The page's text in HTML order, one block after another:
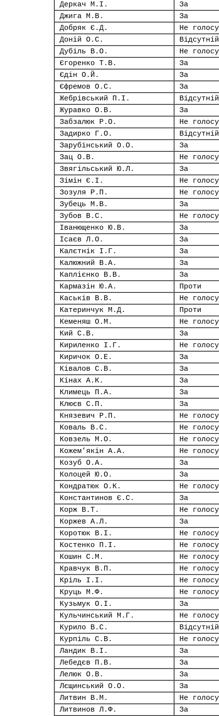
Деркач М.І.
За
Джига М.В.
За
Добряк Є.Д.
Не
Доній О.С.
Відсутній
Дубіль В.О.
Не
Єгоренко Т.В.
За
Єдін О.Й.
За
Єфремов О.С.
За
Жебрівський П.І.
Відсутній
Журавко О.В.
За
Забзалюк Р.О.
Не
Задирко Г.О.
Відсутній
Зарубінський О.О.
За
Зац О.В.
Не
Звягільський Ю.Л.
За
Зімін Є.І.
Не
Зозуля Р.П.
Не
Зубець М.В.
За
Зубов В.С.
Не
Іванющенко Ю.В.
За
Ісаєв Л.О.
За
Калєтнік І.Г.
За
Калюжний В.А.
За
Каплієнко В.В.
За
Кармазін Ю.А.
Проти
Каськів В.В.
Не
Катеринчук М.Д.
Проти
Кеменяш О.М.
Не
Кий С.В.
За
Кириленко І.Г.
Не
Киричок О.Е.
За
Ківалов С.В.
За
Кінах А.К.
За
Климець П.А.
За
Клюєв С.П.
За
Князевич Р.П.
Не
Коваль В.С.
Не
Ковзель М.О.
Не
Кожем’якін А.А.
Не
Козуб О.А.
За
Колоцей Ю.О.
За
Кондратюк О.К.
Не
Константинов Є.С.
За
Корж В.Т.
Не
Коржев А.Л.
За
Коротюк В.І.
Не
Костенко П.І.
Не
Кошин С.М.
Не
Кравчук В.П.
Не
Кріль І.І.
Не
Круць М.Ф.
Не
Кузьмук О.І.
За
Кульчинський М.Г.
Не
Курило В.С.
Відсутній
Курпіль С.В.
Не
Ландик В.І.
За
Лебедєв П.В.
За
Лелюк О.В.
За
Лєщинський О.О.
За
Литвин В.М.
Не
Литвинов Л.Ф.
За